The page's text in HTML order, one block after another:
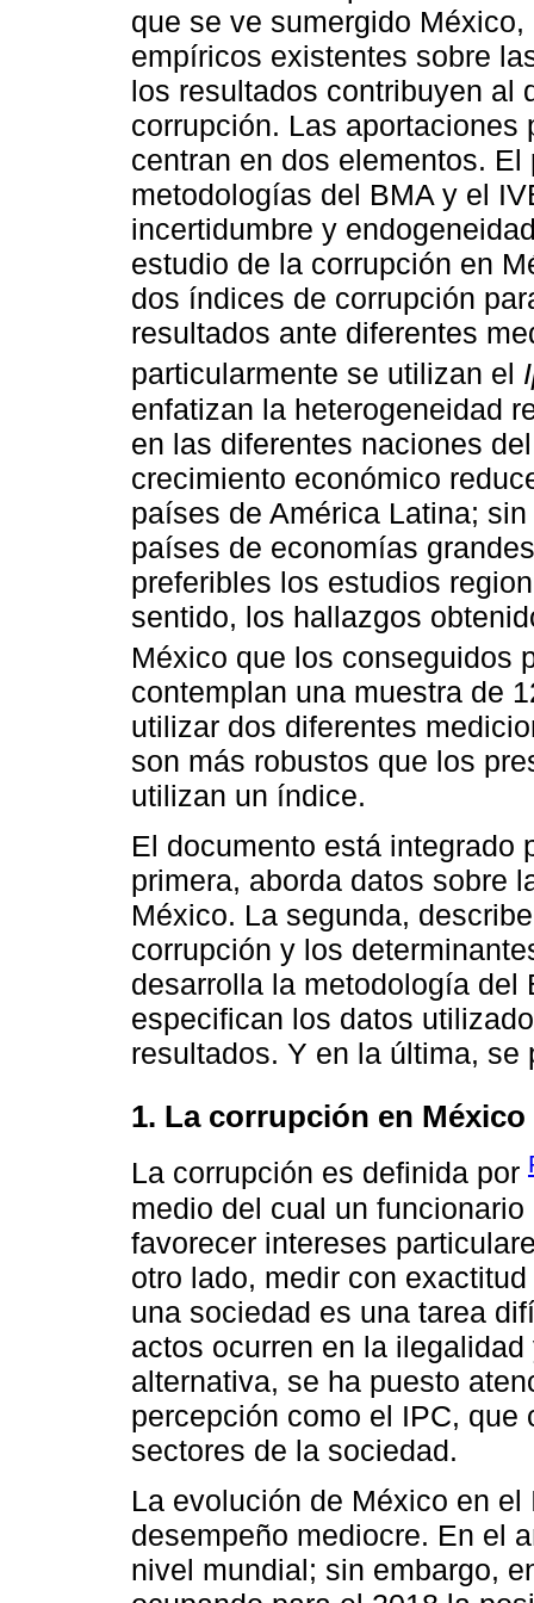
que se ve sumergido
empíricos existentes sobre
los resultados contribuyen al
corrupción. Las
centran en dos elementos.
metodologías del BMA y el
incertidumbre y
estudio de la corrupción en
dos índices de corrupción
resultados ante diferentes
particularmente se utilizan el
enfatizan la heterogeneidad
en las diferentes naciones
crecimiento económico
países de América Latina;
países de economías
preferibles los estudios
sentido, los hallazgos
México que los conseguidos
contemplan una muestra de
utilizar dos diferentes
son más robustos que los
utilizan un índice.
El documento está integrado
primera, aborda datos sobre
México. La segunda,
corrupción y los
desarrolla la metodología del
especifican los datos
resultados. Y en la última,
1. La corrupción en México
La corrupción es definida por
medio del cual un
favorecer intereses
otro lado, medir con
una sociedad es una tarea
actos ocurren en la
alternativa, se ha puesto
percepción como el IPC,
sectores de la sociedad.
La evolución de México en
desempeño mediocre. En el
nivel mundial; sin embargo,